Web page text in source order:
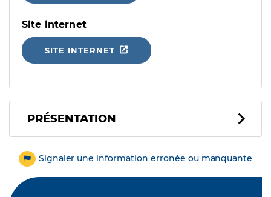
Site internet
SITE INTERNET
PRÉSENTATION
Signaler une information erronée ou manquante